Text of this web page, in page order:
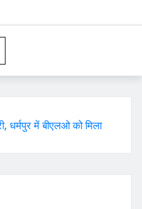
धर्मपुर में बीएलओ को मिला